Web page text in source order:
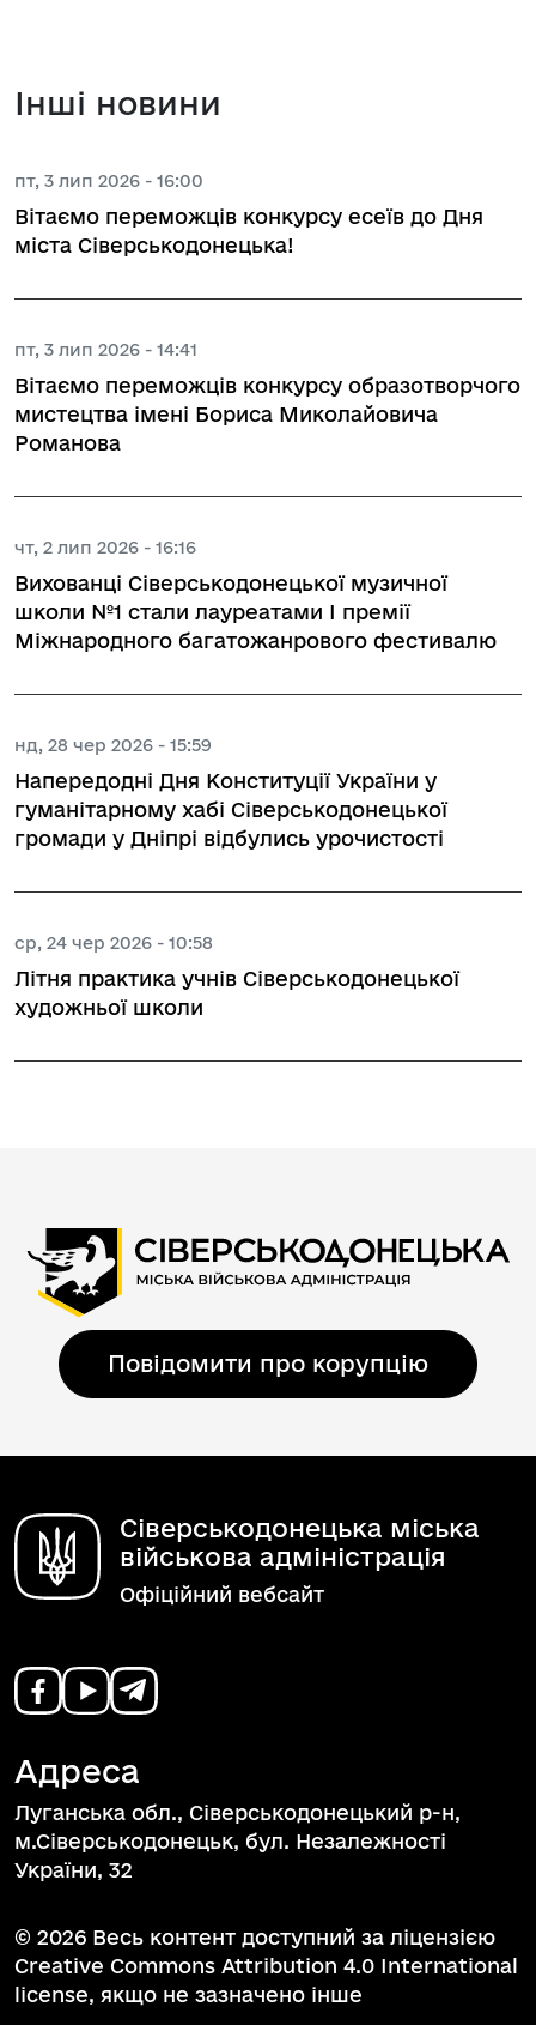
Інші новини
пт, 3 лип 2026 - 16:00
Вітаємо переможців конкурсу есеїв до Дня
міста Сіверськодонецька!
пт, 3 лип 2026 - 14:41
Вітаємо переможців конкурсу образотворчого
мистецтва імені Бориса Миколайовича
Романова
чт, 2 лип 2026 - 16:16
Вихованці Сіверськодонецької музичної
школи №1 стали лауреатами І премії
Міжнародного багатожанрового фестивалю
нд, 28 чер 2026 - 15:59
Напередодні Дня Конституції України у
гуманітарному хабі Сіверськодонецької
громади у Дніпрі відбулись урочистості
ср, 24 чер 2026 - 10:58
Літня практика учнів Сіверськодонецької
художньої школи
Повідомити про корупцію
Сіверськодонецька міська
військова адміністрація
Офіційний вебсайт
Адреса
Луганська обл., Сіверськодонецький р-н,
м.Сіверськодонецьк, бул. Незалежності
України, 32
© 2026 Весь контент доступний за ліцензією
Creative Commons Attribution 4.0 International
license, якщо не зазначено інше